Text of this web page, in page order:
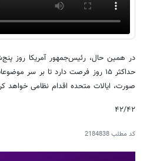
در همین حال، رئیس‌جمهور آمریکا روز
حداکثر ۱۵ روز فرصت دارد تا بر
صورت، ایالات متحده اقدام نظامی خواهد
۴۲/۴۲
کد مطلب2184838